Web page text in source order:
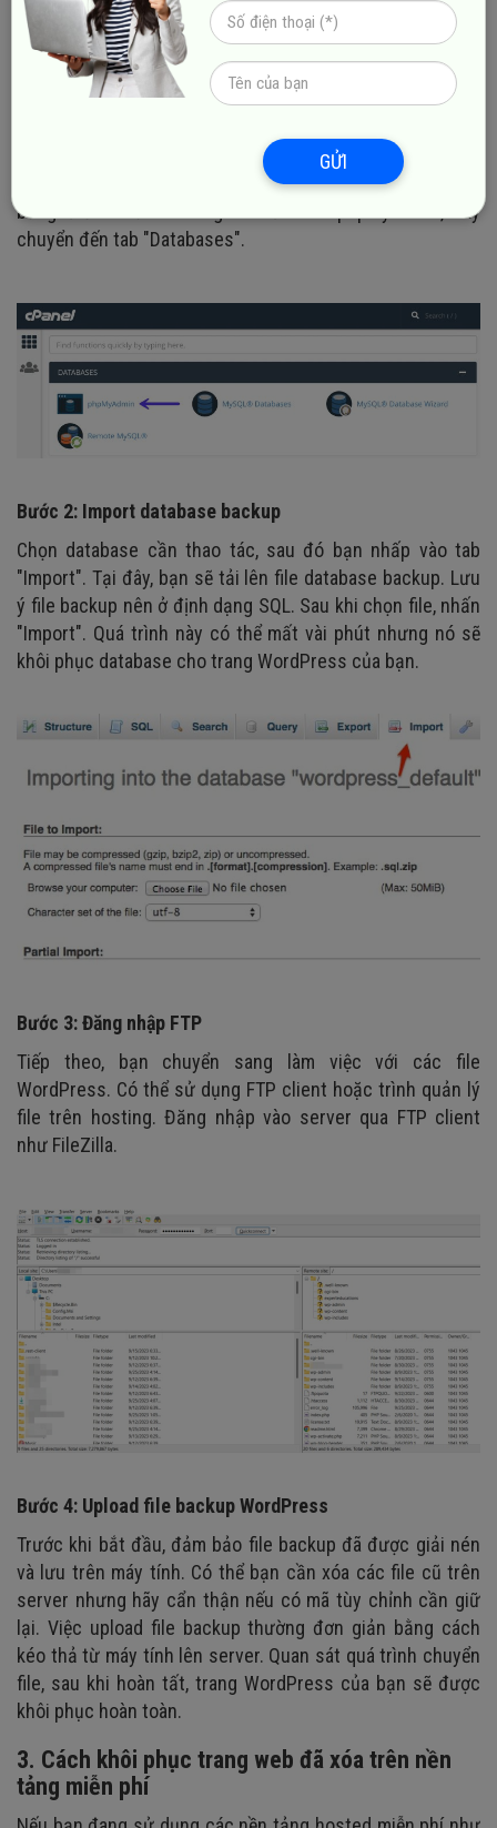
backup một cách hiệu quả, đảm bảo dữ liệu quý giá luôn
được bảo vệ và hiển thị trực tuyến theo các bước dưới
Đầu tiên, đăng nhập vào tài khoản hosting của bạn. Sau
khi vào, tìm phpMyAdmin — Bạn có thể cần tìm kiếm trong
bảng điều khiển hosting. Khi đã vào phpMyAdmin, hãy
chuyển đến tab "Databases".
Bước 2: Import database backup
Chọn database cần thao tác, sau đó bạn nhấp vào tab
"Import". Tại đây, bạn sẽ tải lên file database backup. Lưu
ý file backup nên ở định dạng SQL. Sau khi chọn file, nhấn
"Import". Quá trình này có thể mất vài phút nhưng nó sẽ
khôi phục database cho trang WordPress của bạn.
Bước 3: Đăng nhập FTP
Tiếp theo, bạn chuyển sang làm việc với các file
WordPress. Có thể sử dụng FTP client hoặc trình quản lý
file trên hosting. Đăng nhập vào server qua FTP client
như FileZilla.
Bước 4: Upload file backup WordPress
Trước khi bắt đầu, đảm bảo file backup đã được giải nén
và lưu trên máy tính. Có thể bạn cần xóa các file cũ trên
server nhưng hãy cẩn thận nếu có mã tùy chỉnh cần giữ
lại. Việc upload file backup thường đơn giản bằng cách
kéo thả từ máy tính lên server. Quan sát quá trình chuyển
file, sau khi hoàn tất, trang WordPress của bạn sẽ được
khôi phục hoàn toàn.
3. Cách khôi phục trang web đã xóa trên nền
tảng miễn phí
GỬI